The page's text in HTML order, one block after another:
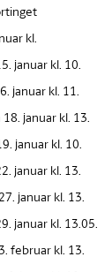
kl.
januar kl. 10.
januar kl. 11.
januar kl. 13.
januar kl. 10.
januar kl. 13.
januar kl. 13.
januar kl. 13.05.
februar kl. 13.